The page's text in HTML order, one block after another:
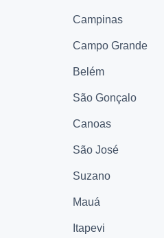
Campinas
Campo Grande
Belém
São Gonçalo
Canoas
São José
Suzano
Mauá
Itapevi